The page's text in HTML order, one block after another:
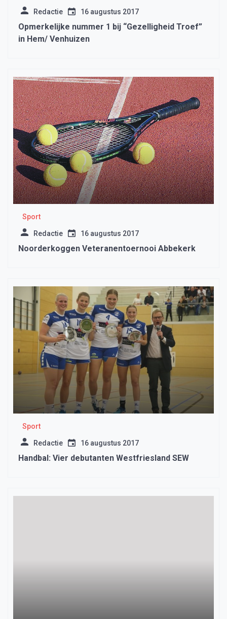
Redactie 16 augustus 2017
Opmerkelijke nummer 1 bij “Gezelligheid Troef”
in Hem/ Venhuizen
Sport
Redactie 16 augustus 2017
Noorderkoggen Veteranentoernooi Abbekerk
Sport
Redactie 16 augustus 2017
Handbal: Vier debutanten Westfriesland SEW